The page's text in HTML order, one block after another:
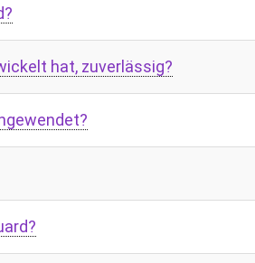
hat, zuverlässig?